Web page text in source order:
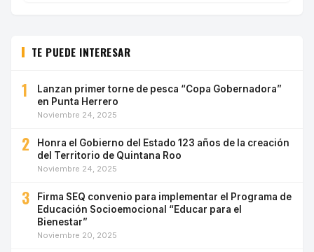
TE PUEDE INTERESAR
1
Lanzan primer torne de pesca “Copa Gobernadora”
en Punta Herrero
Noviembre 24, 2025
2
Honra el Gobierno del Estado 123 años de la creación
del Territorio de Quintana Roo
Noviembre 24, 2025
3
Firma SEQ convenio para implementar el Programa de
Educación Socioemocional “Educar para el
Bienestar”
Noviembre 20, 2025